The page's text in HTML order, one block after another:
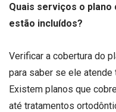
Quais serviços o
estão incluídos?
Verificar a cobertura do
para saber se ele
Existem planos que
até tratamentos